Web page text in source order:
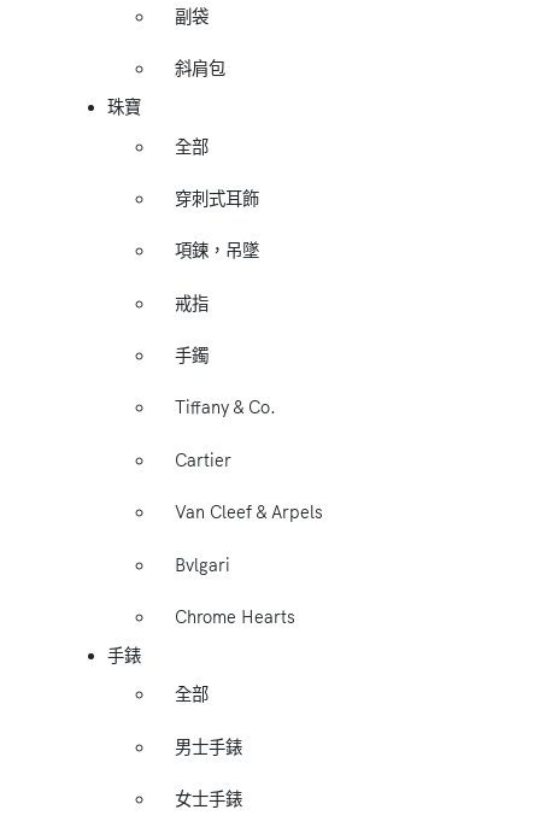
副袋
斜肩包
珠寶
全部
穿刺式耳飾
項鍊，吊墜
戒指
手鐲
Tiffany & Co.
Cartier
Van Cleef & Arpels
Bvlgari
Chrome Hearts
手錶
全部
男士手錶
女士手錶